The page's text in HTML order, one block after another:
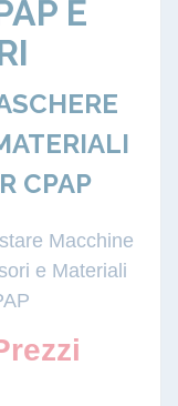
E
CPAP
Macchine
e Materiali